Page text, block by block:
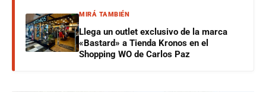
MIRÁ TAMBIÉN
Llega un outlet exclusivo de la marca
«Bastard» a Tienda Kronos en el
Shopping WO de Carlos Paz